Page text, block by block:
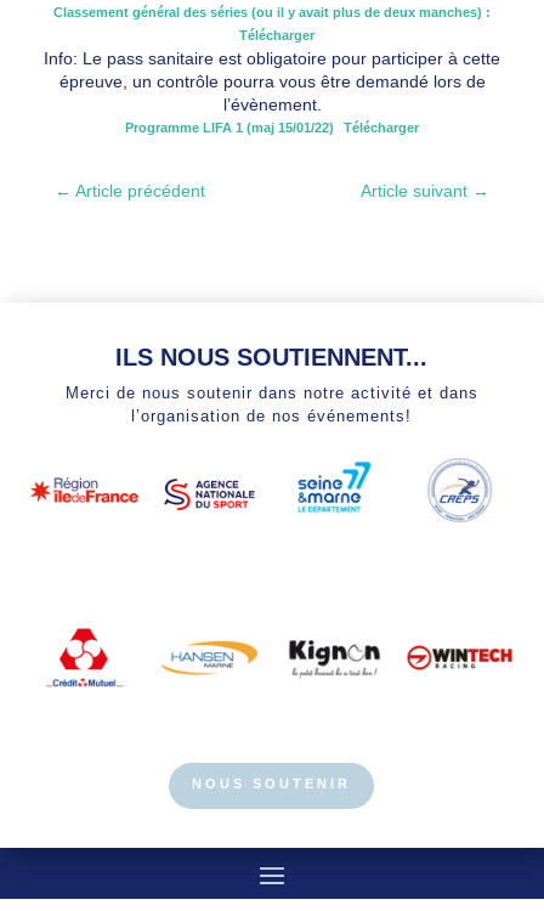
Classement général des séries (ou il y avait plus de deux manches) :
Télécharger
Info: Le pass sanitaire est obligatoire pour participer à cette
épreuve, un contrôle pourra vous être demandé lors de
l’évènement.
Programme LIFA 1 (maj 15/01/22) Télécharger
← Article précédent Article suivant →
ILS NOUS SOUTIENNENT...
Merci de nous soutenir dans notre activité et dans
l’organisation de nos événements!
NOUS SOUTENIR